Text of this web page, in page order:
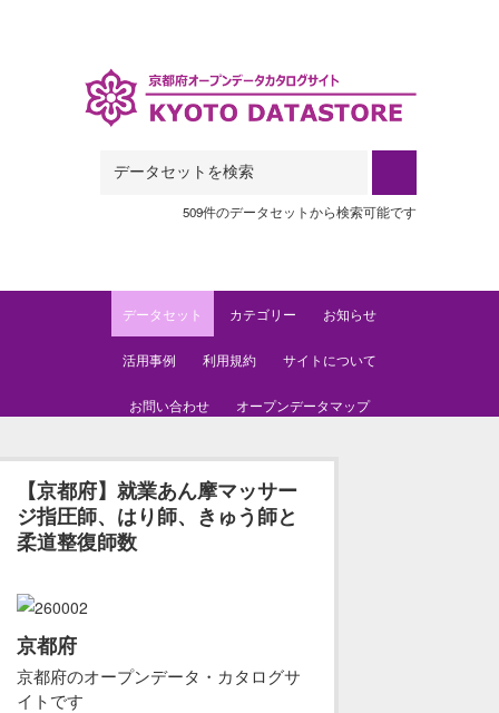
509件のデータセットから検索可能です
データセット カテゴリー お知らせ
活用事例 利用規約 サイトについて
お問い合わせ オープンデータマップ
【京都府】就業あん摩マッサー
ジ指圧師、はり師、きゅう師と
柔道整復師数
京都府
京都府のオープンデータ・カタログサ
イトです